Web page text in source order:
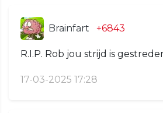
Brainfart +6843
R.I.P. Rob jou strijd is
17-03-2025 17:28